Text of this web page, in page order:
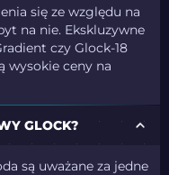
się ze względu na
na nie. Ekskluzywne
czy Glock-18
wysokie ceny na
GLOCK?
są uważane za jedne